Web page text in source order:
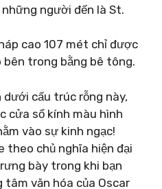
người đến là St.
cao 107 mét chỉ được
trong bằng bê tông.
cấu trúc rỗng này,
cửa sổ kính màu hình
vào sự kinh ngạc!
theo chủ nghĩa hiện đại
bày trong khi bạn
tâm văn hóa của Oscar